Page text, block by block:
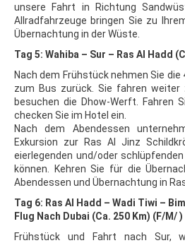
unsere Fahrt in Richtung
Allradfahrzeuge bringen Sie zu
Übernachtung in der Wüste.
Tag 5: Wahiba – Sur – Ras Al Hadd
Nach dem Frühstück nehmen Sie die
zum Bus zurück. Sie fahren
besuchen die Dhow-Werft. Fahren
checken Sie im Hotel ein.
Nach dem Abendessen
Exkursion zur Ras Al Jinz
eierlegenden und/oder
können. Kehren Sie für die
Abendessen und Übernachtung in Ras
Tag 6: Ras Al Hadd – Wadi Tiwi –
Flug Nach Dubai (Ca. 250 Km) (F/M/ )
Frühstück und Fahrt nach Sur,